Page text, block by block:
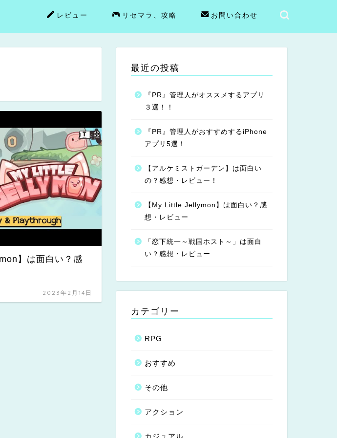
レビュー リセマラ、攻略 お問い合わせ
】は面白い？感
2023年2月14日
最近の投稿
『PR』管理人がオススメするアプリ
３選！！
『PR』管理人がおすすめするiPhone
アプリ5選！
【アルケミストガーデン】は面白い
の？感想・レビュー！
【My Little Jellymon】は面白い？感
想・レビュー
「恋下統一～戦国ホスト～」は面白
い？感想・レビュー
カテゴリー
RPG
おすすめ
その他
アクション
カジュアル